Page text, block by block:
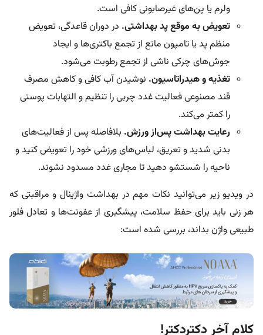
ولرم یا پن‌های غیرصابونی کافی است.
تعویض به موقع پد بهداشتی. در دوران قاعدگی، تعویض
منظم پد یا تامپون مانع از تجمع باکتری‌ها و ایجاد
جوش‌های چرکی ناشی از تجمع رطوبت می‌شود.
تغذیه و هیدراتاسیون. نوشیدن آب کافی و کاهش مصرف
قند مصنوعی فعالیت غدد چربی را تنظیم و التهابات پوستی
را کمتر می‌کند.
رعایت بهداشت پس‌از ورزش. بلافاصله پس از فعالیت‌های
بدنی شدید و تعریق، لباس‌های ورزشی خود را تعویض کنید و
ناحیه را شستشو دهید تا مجاری غدد مسدود نشوند.
در ویدیو زیر می‌توانید نکات مهم در بهداشت واژینال و مراقبتی که
هر زنی باید برای حفظ سلامت، پیشگیری از عفونت‌ها و تعادل فلور
طبیعی واژن بداند، بررسی شده است:
کلام آخر دکتردکتر!